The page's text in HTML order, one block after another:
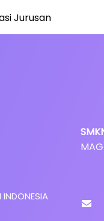
Jurusan
INDONESIA